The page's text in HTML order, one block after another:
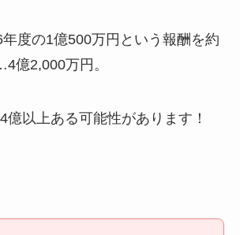
度の1億500万円という報酬を約
億2,000万円。
億以上ある可能性があります！